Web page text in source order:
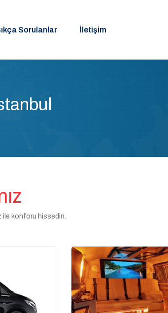
Sorulanlar İletişim
ile konforu hissedin.